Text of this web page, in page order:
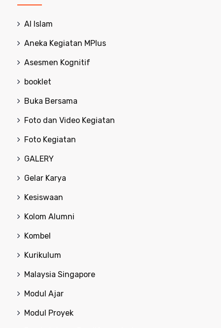
Al Islam
Aneka Kegiatan MPlus
Asesmen Kognitif
booklet
Buka Bersama
Foto dan Video Kegiatan
Foto Kegiatan
GALERY
Gelar Karya
Kesiswaan
Kolom Alumni
Kombel
Kurikulum
Malaysia Singapore
Modul Ajar
Modul Proyek